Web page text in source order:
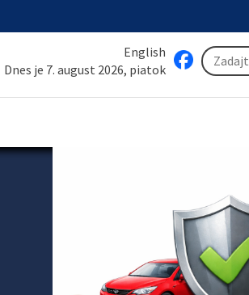
English
Dnes je 7. august 2026, piatok